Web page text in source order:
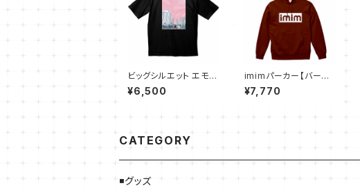
ビッグシルエット エモい
むTシャツ（ブラック）
¥6,500
imimパーカー【バーガ
ンディ】
¥7,770
CATEGORY
◾️グッズ